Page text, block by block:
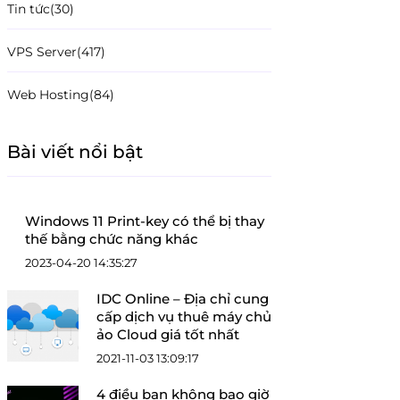
Tin tức(30)
VPS Server(417)
Web Hosting(84)
Bài viết nổi bật
Windows 11 Print-key có thể bị thay
thế bằng chức năng khác
2023-04-20 14:35:27
IDC Online – Địa chỉ cung
cấp dịch vụ thuê máy chủ
ảo Cloud giá tốt nhất
2021-11-03 13:09:17
4 điều bạn không bao giờ